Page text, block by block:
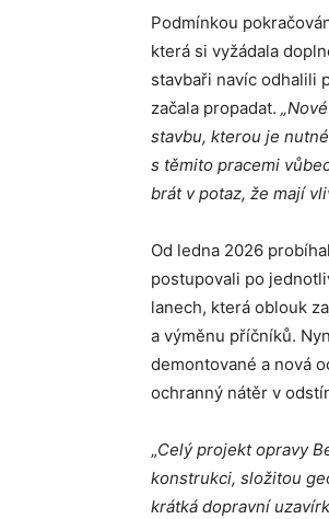
Podmínkou
která si vyžádala
stavbaři navíc odhalili
začala propadat.
stavbu, kterou je
s těmito pracemi
brát v potaz, že mají
Od ledna 2026
postupovali po
lanech, která oblouk
a výměnu příčníků.
demontované a nová
ochranný nátěr v
„Celý projekt opravy
konstrukci, složitou
krátká dopravní